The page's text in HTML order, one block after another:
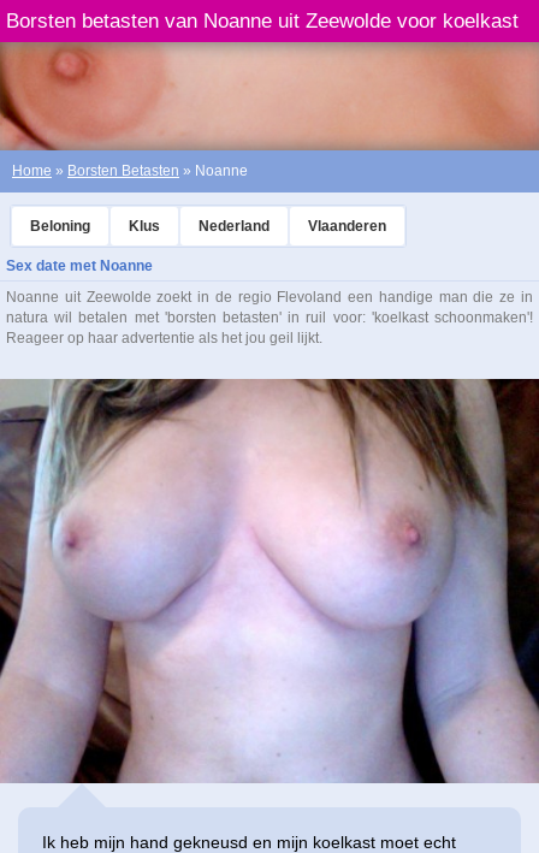
Borsten betasten van Noanne uit Zeewolde voor koelkast
schoonmaken
Home » Borsten Betasten » Noanne
Beloning Klus Nederland Vlaanderen
Sex date met Noanne
Noanne uit Zeewolde zoekt in de regio Flevoland een handige man die ze in
natura wil betalen met 'borsten betasten' in ruil voor: 'koelkast schoonmaken'!
Reageer op haar advertentie als het jou geil lijkt.
Ik heb mijn hand gekneusd en mijn koelkast moet echt